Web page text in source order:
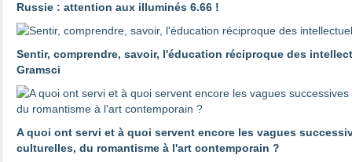
Russie : attention aux illuminés 6.66 !
Sentir, comprendre, savoir, l'éducation réciproque des
Gramsci
A quoi ont servi et à quoi servent encore les vagues
culturelles, du romantisme à l'art contemporain ?